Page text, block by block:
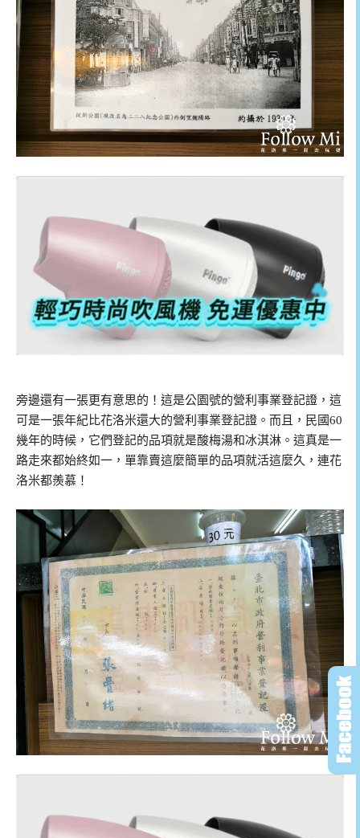
旁邊還有一張更有意思的！這是公園號的營利事業登記證，這
可是一張年紀比花洛米還大的營利事業登記證。而且，民國60
幾年的時候，它們登記的品項就是酸梅湯和冰淇淋。這真是一
路走來都始終如一，單靠賣這麼簡單的品項就活這麼久，連花
洛米都羨慕！